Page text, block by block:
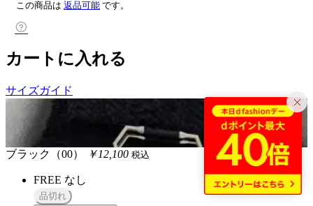
この商品は 返品可能 です。
カートに入れる
サイズガイド
ブラック（00） ￥12,100 税込
FREE なし
品切れ